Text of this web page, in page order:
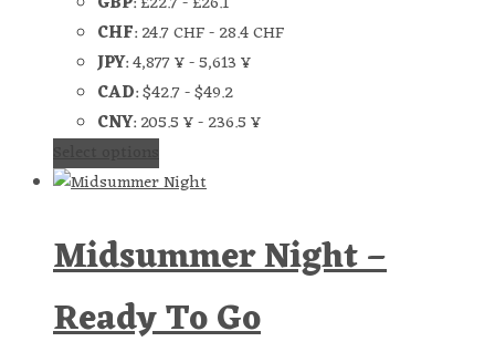
CHF:24.7 CHF-28.4 CHF
JPY:4,877 ¥-5,613 ¥
CAD:$42.7-$49.2
CNY:205.5 ¥-236.5 ¥
Midsummer Night –
Ready To Go